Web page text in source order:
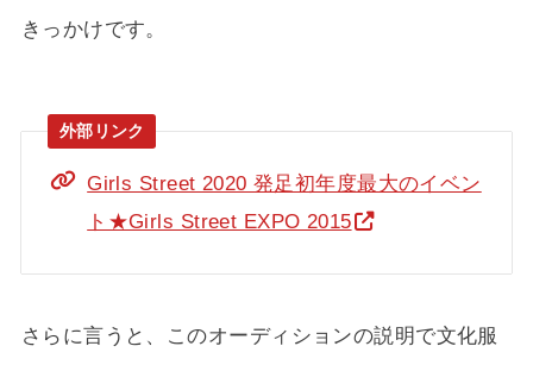
きっかけです。
Girls Street 2020 発足初年度最大のイベン
ト★Girls Street EXPO 2015
さらに言うと、このオーディションの説明で文化服